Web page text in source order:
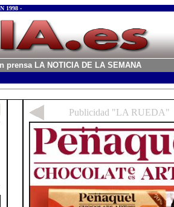
1998 -
LA NOTICIA DE LA SEMANA